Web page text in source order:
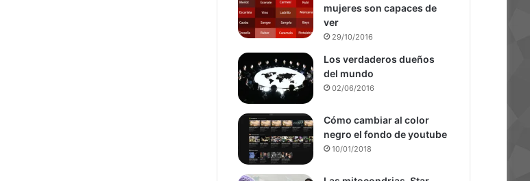
mujeres son capaces de
ver
29/10/2016
Los verdaderos dueños
del mundo
02/06/2016
Cómo cambiar al color
negro el fondo de youtube
10/01/2018